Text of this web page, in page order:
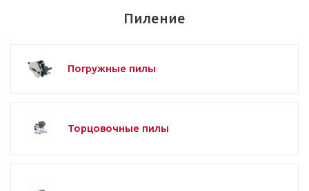
Пиление
Погружные пилы
Торцовочные пилы